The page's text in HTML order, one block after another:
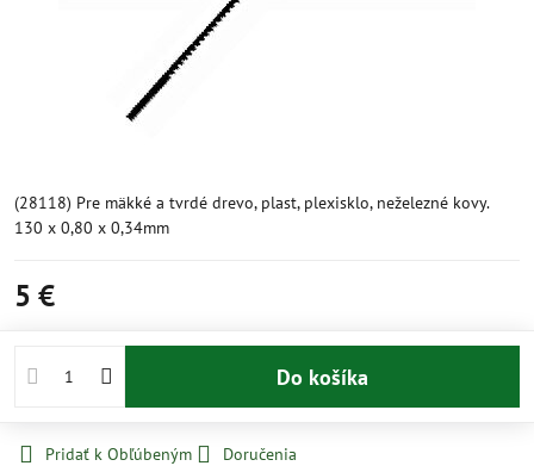
(28118) Pre mäkké a tvrdé drevo, plast, plexisklo, neželezné kovy.
130 x 0,80 x 0,34mm
5 €
Do košíka
Pridať k Obľúbeným
Doručenia